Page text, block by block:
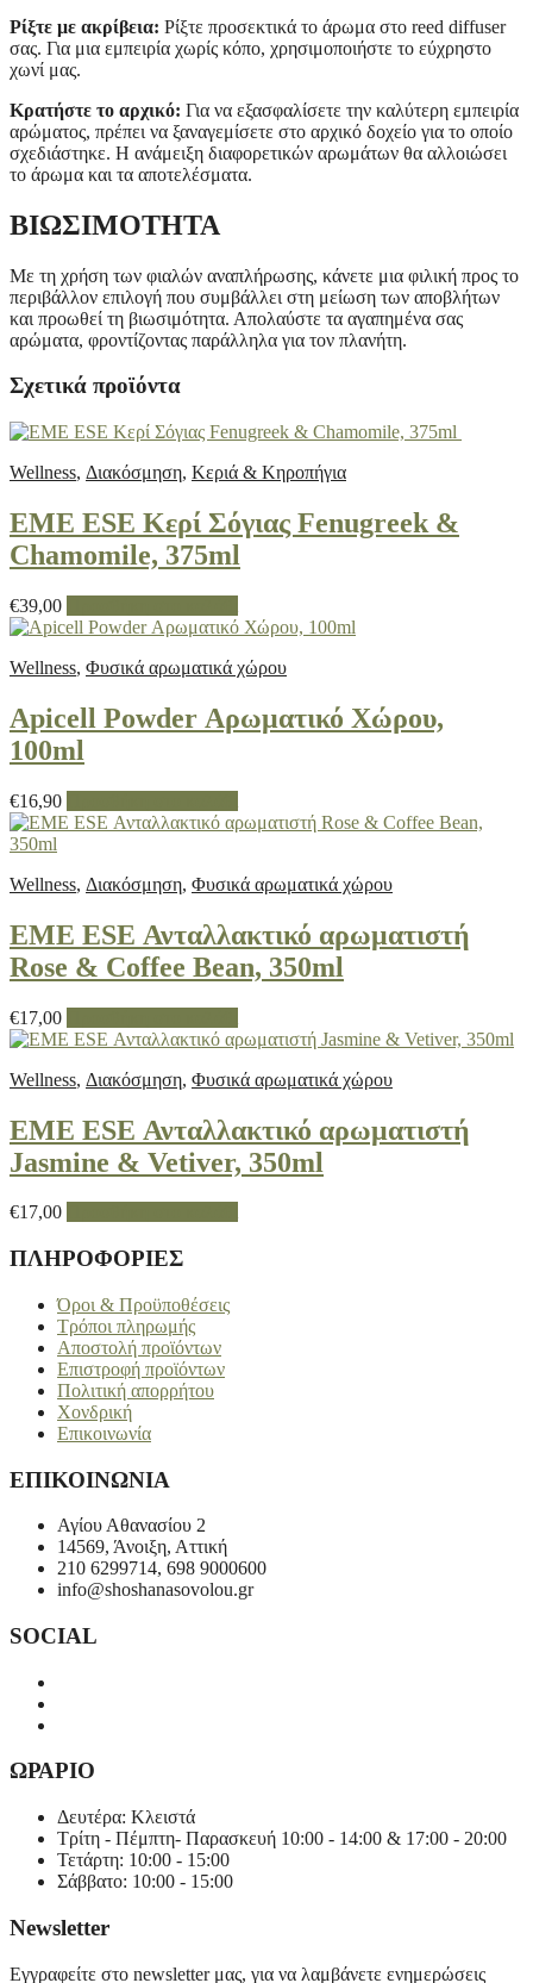
Ρίξτε με ακρίβεια: Ρίξτε προσεκτικά το άρωμα στο reed diffuser
σας. Για μια εμπειρία χωρίς κόπο, χρησιμοποιήστε το εύχρηστο
χωνί μας.
Κρατήστε το αρχικό: Για να εξασφαλίσετε την καλύτερη εμπειρία
αρώματος, πρέπει να ξαναγεμίσετε στο αρχικό δοχείο για το οποίο
σχεδιάστηκε. Η ανάμειξη διαφορετικών αρωμάτων θα αλλοιώσει
το άρωμα και τα αποτελέσματα.
ΒΙΩΣΙΜΟΤΗΤΑ
Με τη χρήση των φιαλών αναπλήρωσης, κάνετε μια φιλική προς το
περιβάλλον επιλογή που συμβάλλει στη μείωση των αποβλήτων
και προωθεί τη βιωσιμότητα. Απολαύστε τα αγαπημένα σας
αρώματα, φροντίζοντας παράλληλα για τον πλανήτη.
Σχετικά προϊόντα
Wellness, Διακόσμηση, Κεριά & Κηροπήγια
EME ESE Κερί Σόγιας Fenugreek &
Chamomile, 375ml
€39,00
Wellness, Φυσικά αρωματικά χώρου
Apicell Powder Αρωματικό Χώρου,
100ml
€16,90
Wellness, Διακόσμηση, Φυσικά αρωματικά χώρου
EME ESE Ανταλλακτικό αρωματιστή
Rose & Coffee Bean, 350ml
€17,00
Wellness, Διακόσμηση, Φυσικά αρωματικά χώρου
EME ESE Ανταλλακτικό αρωματιστή
Jasmine & Vetiver, 350ml
€17,00
ΠΛΗΡΟΦΟΡΙΕΣ
Όροι & Προϋποθέσεις
Τρόποι πληρωμής
Αποστολή προϊόντων
Επιστροφή προϊόντων
Πολιτική απορρήτου
Χονδρική
Επικοινωνία
ΕΠΙΚΟΙΝΩΝΙΑ
Αγίου Αθανασίου 2
14569, Άνοιξη, Αττική
210 6299714, 698 9000600
info@shoshanasovolou.gr
SOCIAL
ΩΡΑΡΙΟ
Δευτέρα: Κλειστά
Τρίτη - Πέμπτη- Παρασκευή 10:00 - 14:00 & 17:00 - 20:00
Τετάρτη: 10:00 - 15:00
Σάββατο: 10:00 - 15:00
Newsletter
Εγγραφείτε στο newsletter μας, για να λαμβάνετε ενημερώσεις